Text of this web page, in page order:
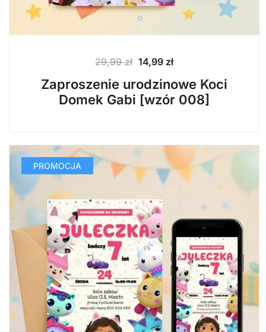
29,99zł Pierwotna
cena
wynosiła:
29,99 zł.
14,99 złAktualna
wynosi:
14,99 zł.
Zaproszenie urodzinowe Koci
Domek Gabi [wzór 008]
PROMOCJA